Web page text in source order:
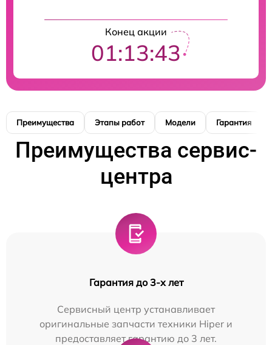
Конец акции
01:13:42
Преимущества Этапы работ Модели Гарантия
Преимущества сервис-
центра
Гарантия до 3-х лет
Сервисный центр устанавливает
оригинальные запчасти техники Hiper и
предоставляет гарантию до 3 лет.